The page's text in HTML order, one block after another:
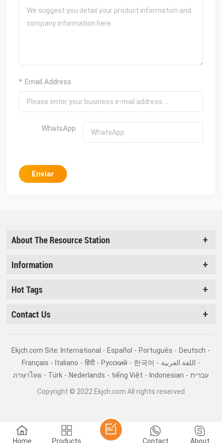
* Email Address
WhatsApp
Enviar
About The Resource Station
Information
Hot Tags
Contact Us
Ekjch.com Site: International - Español - Português - Deutsch -
Français - Italiano - हिंदी - Pусский - 한국어 - اللغة العربية -
ภาษาไทย - Türk - Nederlands - tiếng Việt - Indonesian - עברית
Copyright © 2022.Ekjch.com All rights reserved
Home Products About
Contact